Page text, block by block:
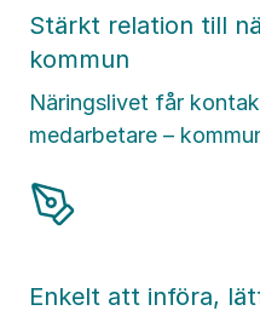
Stärkt relation till
kommun
Näringslivet får
medarbetare –
Enkelt att införa,